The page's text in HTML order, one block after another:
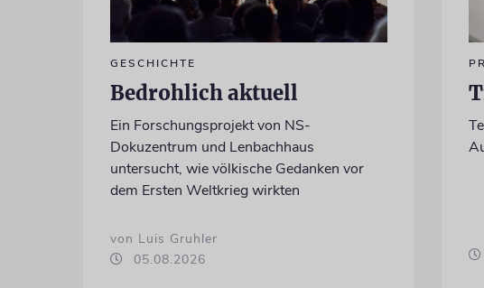
GESCHICHTE
Bedrohlich aktuell
Ein Forschungsprojekt von NS-
Dokuzentrum und Lenbachhaus
untersucht, wie völkische Gedanken vor
dem Ersten Weltkrieg wirkten
von Luis Gruhler
05.08.2026